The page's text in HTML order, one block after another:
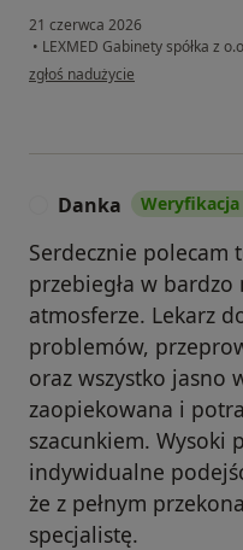
21 czerwca 2026
• LEXMED Gabinety spółka z
w opinii użytkownika Agnieszka
zgłoś nadużycie
Danka
Serdecznie polecam
przebiegła w
atmosferze. Lekarz
problemów,
oraz wszystko jasno
zaopiekowana i
szacunkiem. Wysoki
indywidualne
że z pełnym
specjalistę.